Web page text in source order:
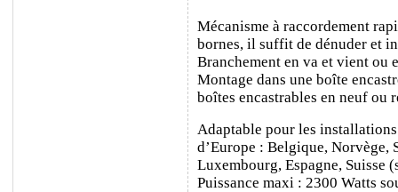
Mécanisme à raccordement
bornes, il suffit de dénuder et
Branchement en va et vient ou
Montage dans une boîte
boîtes encastrables en neuf ou
Adaptable pour les
d’Europe : Belgique, Norvège,
Luxembourg, Espagne, Suisse
Puissance maxi : 2300 Watts